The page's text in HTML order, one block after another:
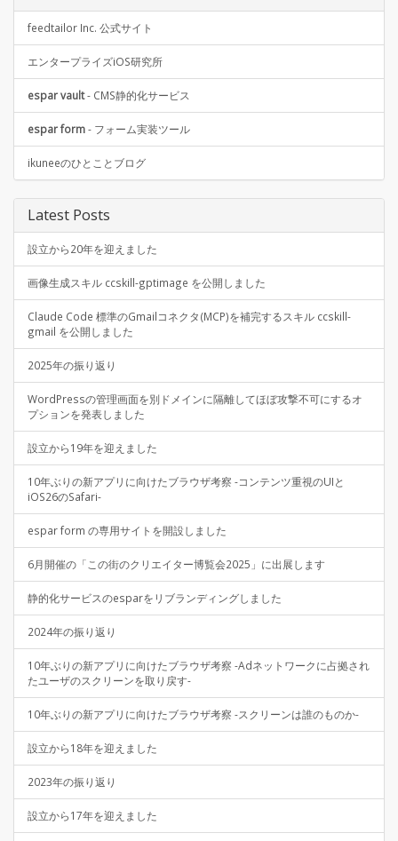
feedtailor Inc. 公式サイト
エンタープライズiOS研究所
espar vault- CMS静的化サービス
espar form- フォーム実装ツール
ikuneeのひとことブログ
Latest Posts
設立から20年を迎えました
画像生成スキル ccskill-gptimage を公開しました
Claude Code 標準のGmailコネクタ(MCP)を補完するスキル ccskill-
gmail を公開しました
2025年の振り返り
WordPressの管理画面を別ドメインに隔離してほぼ攻撃不可にするオ
プションを発表しました
設立から19年を迎えました
10年ぶりの新アプリに向けたブラウザ考察 -コンテンツ重視のUIと
iOS26のSafari-
espar form の専用サイトを開設しました
6月開催の「この街のクリエイター博覧会2025」に出展します
静的化サービスのesparをリブランディングしました
2024年の振り返り
10年ぶりの新アプリに向けたブラウザ考察 -Adネットワークに占拠され
たユーザのスクリーンを取り戻す-
10年ぶりの新アプリに向けたブラウザ考察 -スクリーンは誰のものか-
設立から18年を迎えました
2023年の振り返り
設立から17年を迎えました